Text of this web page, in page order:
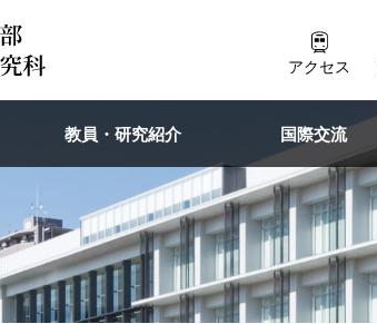
アクセス
教員・研究紹介 国際交流